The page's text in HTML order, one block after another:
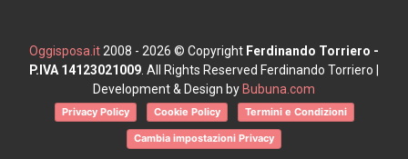
Oggisposa.it 2008 - 2026 © Copyright Ferdinando Torriero -
P.IVA 14123021009 . All Rights Reserved Ferdinando Torriero |
Development & Design by Bubuna.com
Privacy Policy Cookie Policy Termini e Condizioni
Cambia impostazioni Privacy